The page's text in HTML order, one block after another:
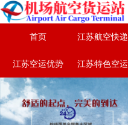
首页 江苏航空快递
江苏空运优势 江苏特色空运